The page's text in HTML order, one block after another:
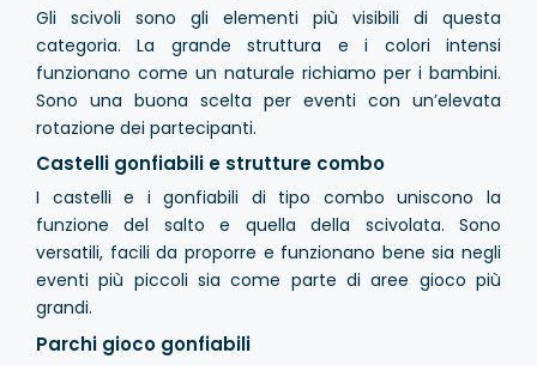
Gli scivoli sono gli elementi più visibili di questa
categoria. La grande struttura e i colori intensi
funzionano come un naturale richiamo per i bambini.
Sono una buona scelta per eventi con un’elevata
rotazione dei partecipanti.
Castelli gonfiabili e strutture combo
I castelli e i gonfiabili di tipo combo uniscono la
funzione del salto e quella della scivolata. Sono
versatili, facili da proporre e funzionano bene sia negli
eventi più piccoli sia come parte di aree gioco più
grandi.
Parchi gioco gonfiabili